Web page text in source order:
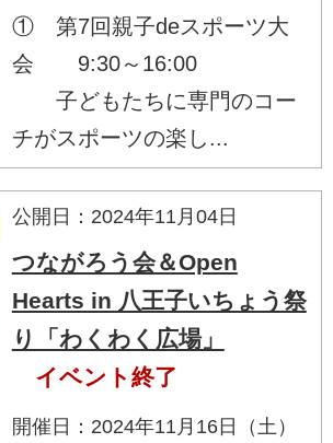
① 第7回親子deスポーツ大
会 9:30～16:00
子どもたちに専門のコー
チがスポーツの楽し...
公開日：2024年11月04日
つながろう会＆Open
Hearts in 八王子いちょう祭
り「わくわく広場」
イベント終了
開催日：2024年11月16日（土）